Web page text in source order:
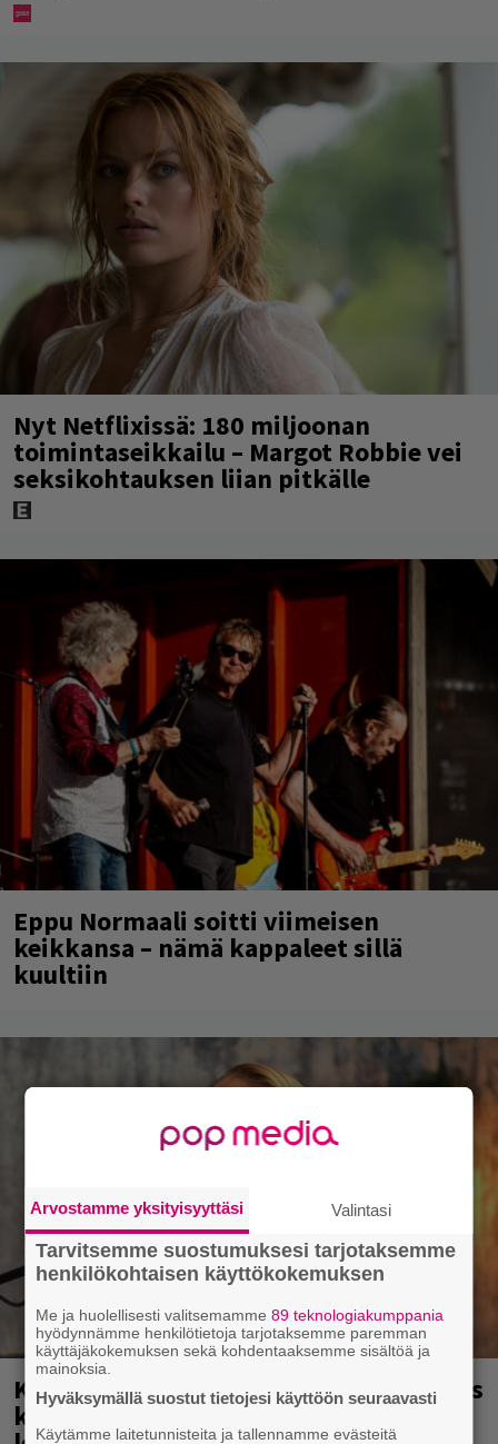
Nyt Netflixissä: 180 miljoonan
toimintaseikkailu – Margot Robbie vei
seksikohtauksen liian pitkälle
Eppu Normaali soitti viimeisen
keikkansa – nämä kappaleet sillä
kuultiin
Karita Tykän ja Sami Saikkosen rakkaus
kukoistaa – vähäpukeista hempeilyä ja
Arvostamme yksityisyyttäsi Valintasi
Tarvitsemme suostumuksesi tarjotaksemme
henkilökohtaisen käyttökokemuksen
Me ja huolellisesti valitsemamme89 teknologiakumppania
hyödynnämme henkilötietoja tarjotaksemme paremman
käyttäjäkokemuksen sekä kohdentaaksemme sisältöä ja
mainoksia.
Hyväksymällä suostut tietojesi käyttöön seuraavasti
Käytämme laitetunnisteita ja tallennamme evästeitä